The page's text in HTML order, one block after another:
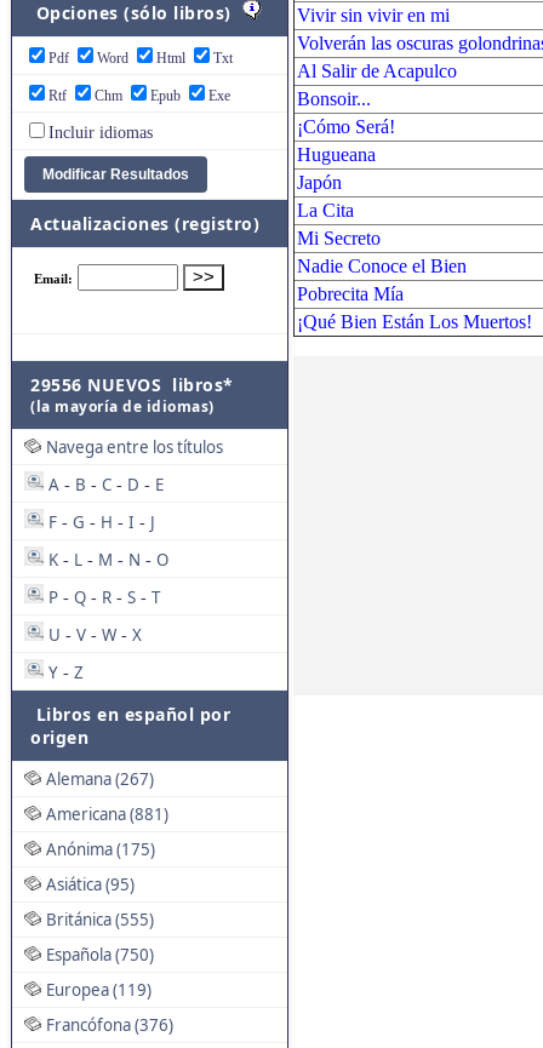
Opciones (sólo libros)
Pdf Word Html Txt
Rtf Chm Epub Exe
Incluir idiomas
Actualizaciones (registro)
29556 NUEVOS libros*
(la mayoría de idiomas)
Navega entre los títulos
A - B - C - D - E
F - G - H - I - J
K - L - M - N - O
P - Q - R - S - T
U - V - W - X
Y - Z
Libros en español por
origen
Alemana (267)
Americana (881)
Anónima (175)
Asiática (95)
Británica (555)
Española (750)
Europea (119)
Francófona (376)
Vivir sin vivir en mi
Volverán las oscuras
Al Salir de Acapulco
Bonsoir...
¡Cómo Será!
Hugueana
Japón
La Cita
Mi Secreto
Nadie Conoce el Bien
Pobrecita Mía
¡Qué Bien Están Los Muertos!